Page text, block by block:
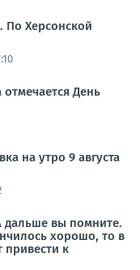
По Херсонской
отмечается День
на утро 9 августа
дальше вы помните.
хорошо, то в
привести к